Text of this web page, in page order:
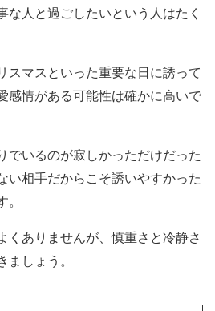
な人と過ごしたいという人はたく
スマスといった重要な日に誘って
感情がある可能性は確かに高いで
でいるのが寂しかっただけだった
い相手だからこそ誘いやすかった
。
くありませんが、慎重さと冷静さ
ましょう。